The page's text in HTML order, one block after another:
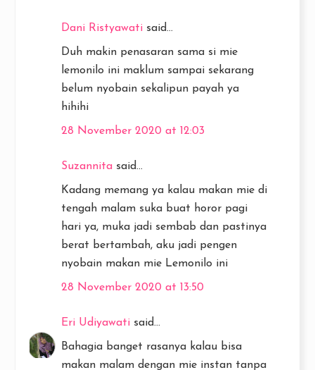
Dani Ristyawati said...
Duh makin penasaran sama si mie
lemonilo ini maklum sampai sekarang
belum nyobain sekalipun payah ya
hihihi
28 November 2020 at 12:03
Suzannita said...
Kadang memang ya kalau makan mie di
tengah malam suka buat horor pagi
hari ya, muka jadi sembab dan pastinya
berat bertambah, aku jadi pengen
nyobain makan mie Lemonilo ini
28 November 2020 at 13:50
Eri Udiyawati said...
Bahagia banget rasanya kalau bisa
makan malam dengan mie instan tanpa